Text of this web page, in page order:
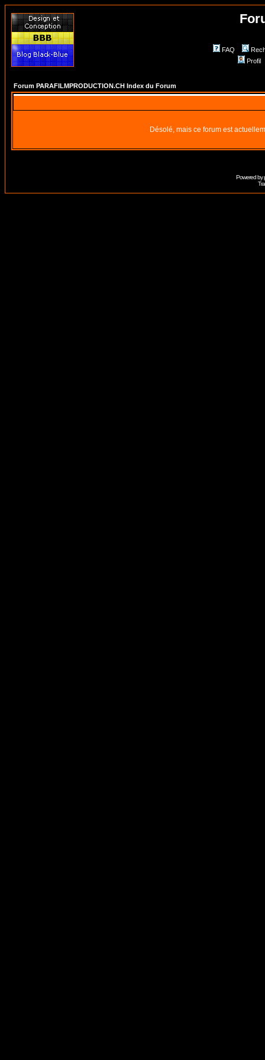
FAQ
Profil
Forum PARAFILMPRODUCTION.CH Index du Forum
Désolé, mais ce forum est
Powered by